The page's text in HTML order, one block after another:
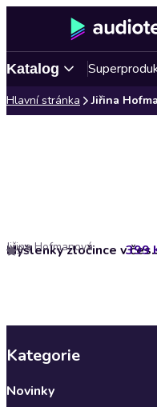
Katalog
Hlavní stránka Jiřina
Myšlenky
Jiřina Hofmanová
3.7 399
Kategorie
Novinky